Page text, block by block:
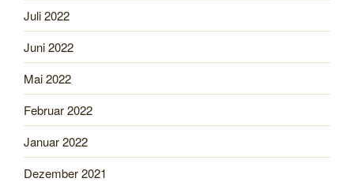
Juli 2022
Juni 2022
Mai 2022
Februar 2022
Januar 2022
Dezember 2021